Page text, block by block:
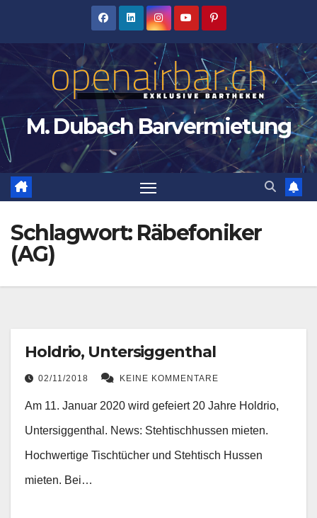
M. Dubach Barvermietung
Schlagwort: Räbefoniker
(AG)
Holdrio, Untersiggenthal
02/11/2018 KEINE KOMMENTARE
Am 11. Januar 2020 wird gefeiert 20 Jahre Holdrio,
Untersiggenthal. News: Stehtischhussen mieten.
Hochwertige Tischtücher und Stehtisch Hussen
mieten. Bei…